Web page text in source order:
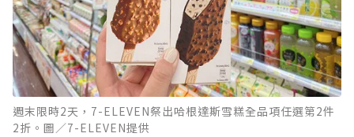
週末限時2天，7-ELEVEN祭出哈根達斯雪糕全品項任選第2件
2折。圖／7-ELEVEN提供